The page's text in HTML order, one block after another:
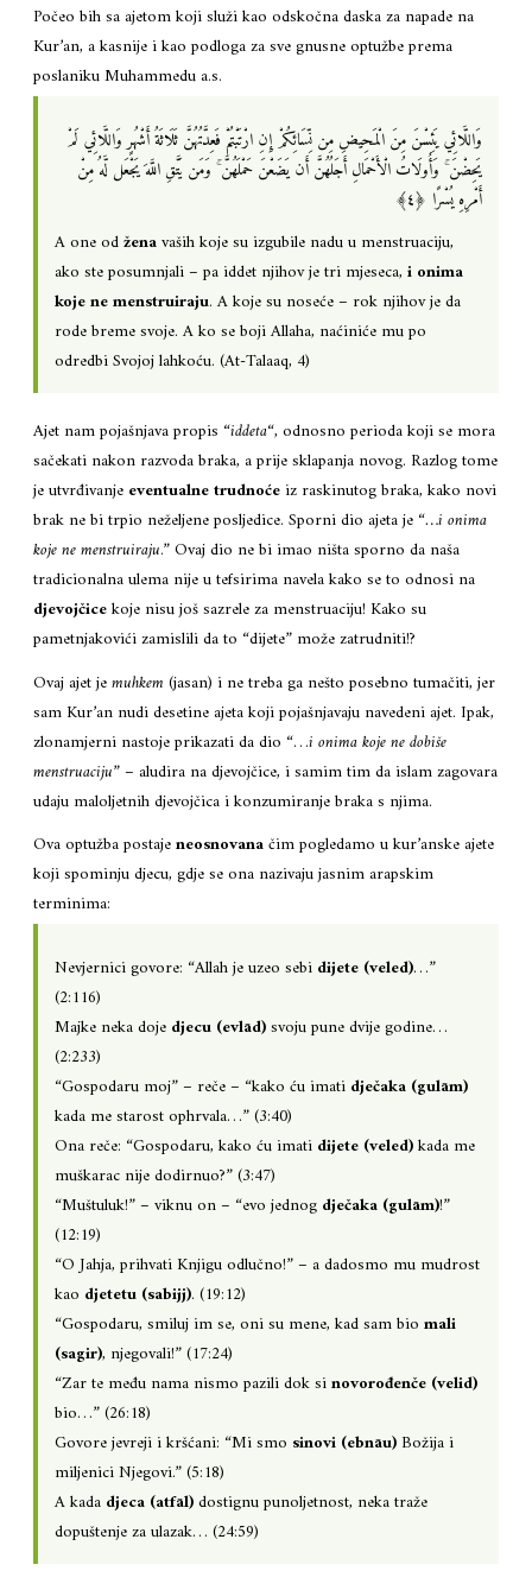
Počeo bih sa ajetom koji služi kao odskočna daska za napade na
Kur’an, a kasnije i kao podloga za sve gnusne optužbe prema
poslaniku Muhammedu a.s.
وَاللَّائِي يَئِسْنَ مِنَ الْمَحِيضِ مِن نِّسَائِكُمْ إِنِ ارْتَبْتُمْ فَعِدَّتُهُنَّ ثَلَاثَةُ أَشْهُرٍ وَاللَّائِي لَمْ
يَحِضْنَ ۚ وَأُولَاتُ الْأَحْمَالِ أَجَلُهُنَّ أَن يَضَعْنَ حَمْلَهُنَّ ۚ وَمَن يَتَّقِ اللَّهَ يَجْعَل لَّهُ مِنْ
أَمْرِهِ يُسْرًا ‎﴿٤﴾‏
A one odženavaših koje su izgubile nadu u menstruaciju,
ako ste posumnjali – pa iddet njihov je tri mjeseca, i onima
koje ne menstruiraju. A koje su noseće – rok njihov je da
rode breme svoje. A ko se boji Allaha, naćiniće mu po
odredbi Svojoj lahkoću. (At-Talaaq, 4)
Ajet nam pojašnjava propis “iddeta“, odnosno perioda koji se mora
sačekati nakon razvoda braka, a prije sklapanja novog. Razlog tome
je utvrđivanje eventualne trudnoće iz raskinutog braka, kako novi
brak ne bi trpio neželjene posljedice. Sporni dio ajeta je “…i onima
koje ne menstruiraju.” Ovaj dio ne bi imao ništa sporno da naša
tradicionalna ulema nije u tefsirima navela kako se to odnosi na
djevojčicekoje nisu još sazrele za menstruaciju! Kako su
pametnjakovići zamislili da to “dijete” može zatrudniti!?
Ovaj ajet jemuhkem (jasan) i ne treba ga nešto posebno tumačiti, jer
sam Kur’an nudi desetine ajeta koji pojašnjavaju navedeni ajet. Ipak,
zlonamjerni nastoje prikazati da dio “…i onima koje ne dobiše
menstruaciju” – aludira na djevojčice, i samim tim da islam zagovara
udaju maloljetnih djevojčica i konzumiranje braka s njima.
Ova optužba postajeneosnovanačim pogledamo u kur’anske ajete
koji spominju djecu, gdje se ona nazivaju jasnim arapskim
terminima:
Nevjernici govore: “Allah je uzeo sebi dijete (veled)…”
(2:116)
Majke neka doje djecu (evlād)svoju pune dvije godine…
(2:233)
“Gospodaru moj” – reče – “kako ću imati dječaka (gulām)
kada me starost ophrvala…” (3:40)
Ona reče: “Gospodaru, kako ću imati dijete (veled)kada me
muškarac nije dodirnuo?” (3:47)
“Muštuluk!” – viknu on – “evo jednog dječaka (gulām)!”
(12:19)
“O Jahja, prihvati Knjigu odlučno!” – a dadosmo mu mudrost
kao djetetu (sabijj). (19:12)
“Gospodaru, smiluj im se, oni su mene, kad sam bio mali
(sagir), njegovali!” (17:24)
“Zar te među nama nismo pazili dok sinovorođenče (velid)
bio…” (26:18)
Govore jevreji i kršćani: “Mi smo sinovi (ebnāu) Božija i
miljenici Njegovi.” (5:18)
A kada djeca (atfāl)dostignu punoljetnost, neka traže
dopuštenje za ulazak… (24:59)